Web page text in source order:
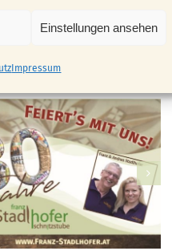
Einstellungen ansehen
Impressum
läuft …